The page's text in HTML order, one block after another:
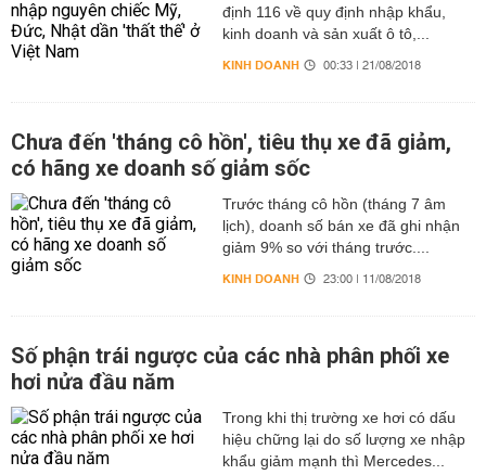
định 116 về quy định nhập khẩu,
kinh doanh và sản xuất ô tô,...
KINH DOANH 00:33 | 21/08/2018
Chưa đến 'tháng cô hồn', tiêu thụ xe đã giảm,
có hãng xe doanh số giảm sốc
Trước tháng cô hồn (tháng 7 âm
lịch), doanh số bán xe đã ghi nhận
giảm 9% so với tháng trước....
KINH DOANH 23:00 | 11/08/2018
Số phận trái ngược của các nhà phân phối xe
hơi nửa đầu năm
Trong khi thị trường xe hơi có dấu
hiệu chững lại do số lượng xe nhập
khẩu giảm mạnh thì Mercedes...